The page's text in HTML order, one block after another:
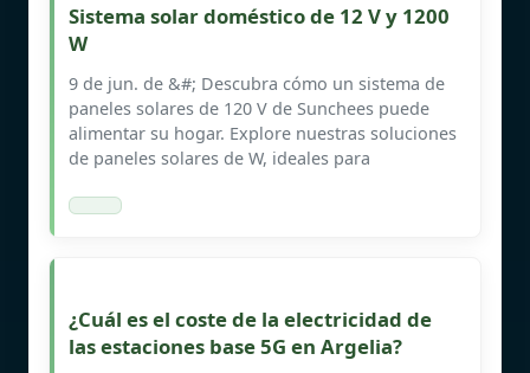
Sistema solar doméstico de 12 V y 1200
W
9 de jun. de &#; Descubra cómo un sistema de
paneles solares de 120 V de Sunchees puede
alimentar su hogar. Explore nuestras soluciones
de paneles solares de W, ideales para
¿Cuál es el coste de la electricidad de
las estaciones base 5G en Argelia?